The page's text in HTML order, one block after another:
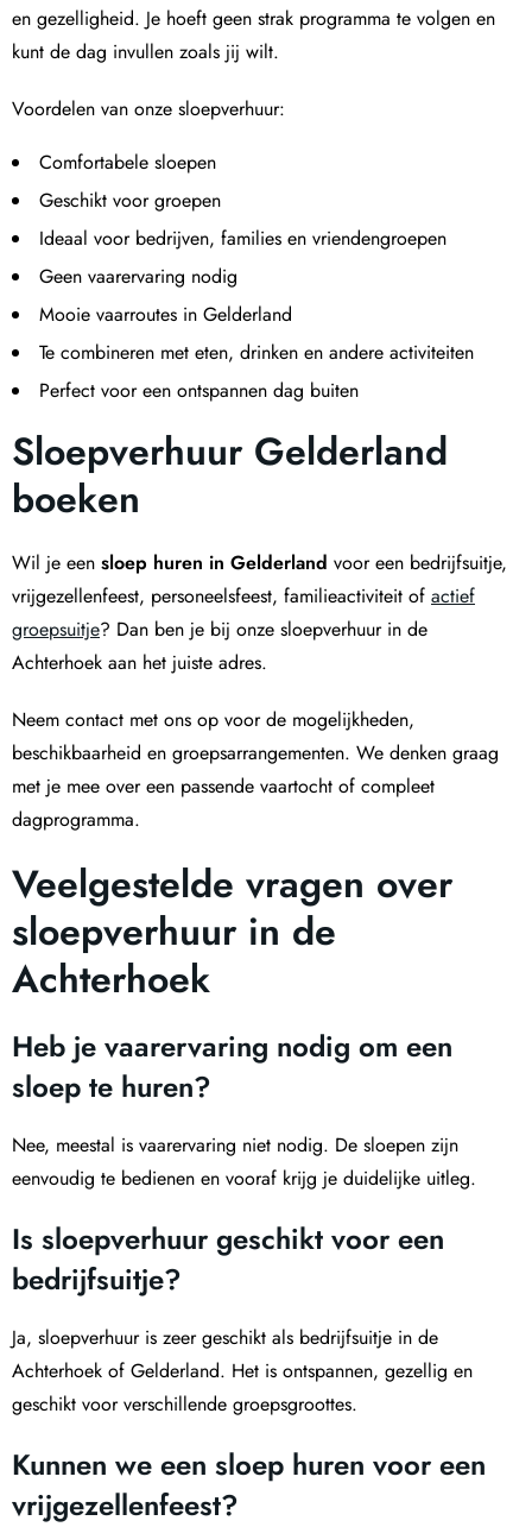
en gezelligheid. Je hoeft geen strak programma te volgen en
kunt de dag invullen zoals jij wilt.
Voordelen van onze sloepverhuur:
Comfortabele sloepen
Geschikt voor groepen
Ideaal voor bedrijven, families en vriendengroepen
Geen vaarervaring nodig
Mooie vaarroutes in Gelderland
Te combineren met eten, drinken en andere activiteiten
Perfect voor een ontspannen dag buiten
Sloepverhuur Gelderland
boeken
Wil je een sloep huren in Gelderland voor een bedrijfsuitje,
vrijgezellenfeest, personeelsfeest, familieactiviteit of actief
groepsuitje? Dan ben je bij onze sloepverhuur in de
Achterhoek aan het juiste adres.
Neem contact met ons op voor de mogelijkheden,
beschikbaarheid en groepsarrangementen. We denken graag
met je mee over een passende vaartocht of compleet
dagprogramma.
Veelgestelde vragen over
sloepverhuur in de
Achterhoek
Heb je vaarervaring nodig om een
sloep te huren?
Nee, meestal is vaarervaring niet nodig. De sloepen zijn
eenvoudig te bedienen en vooraf krijg je duidelijke uitleg.
Is sloepverhuur geschikt voor een
bedrijfsuitje?
Ja, sloepverhuur is zeer geschikt als bedrijfsuitje in de
Achterhoek of Gelderland. Het is ontspannen, gezellig en
geschikt voor verschillende groepsgroottes.
Kunnen we een sloep huren voor een
vrijgezellenfeest?